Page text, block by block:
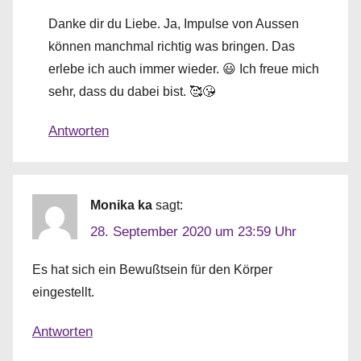
Danke dir du Liebe. Ja, Impulse von Aussen
können manchmal richtig was bringen. Das
erlebe ich auch immer wieder. 😃 Ich freue mich
sehr, dass du dabei bist. 🥰😘
Antworten
Monika ka sagt:
28. September 2020 um 23:59 Uhr
Es hat sich ein Bewußtsein für den Körper
eingestellt.
Antworten